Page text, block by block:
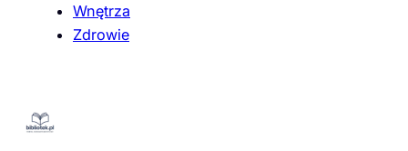
Wnętrza
Zdrowie